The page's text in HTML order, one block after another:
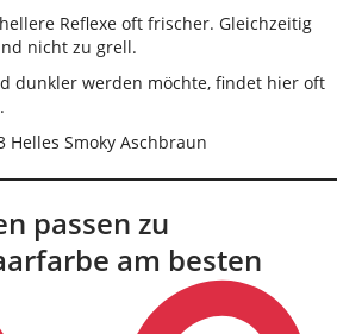
Reflexe oft frischer. Gleichzeitig
nicht zu grell.
dunkler werden möchte, findet hier oft
passen zu
am besten